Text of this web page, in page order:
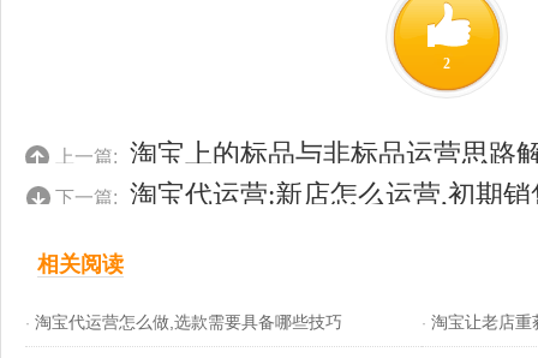
2
上一篇: 淘宝上的标品与非标品运营思路
下一篇: 淘宝代运营:新店怎么运营,初期
相关阅读
· 淘宝代运营怎么做,选款需要具备哪些技巧 · 淘宝让老店重